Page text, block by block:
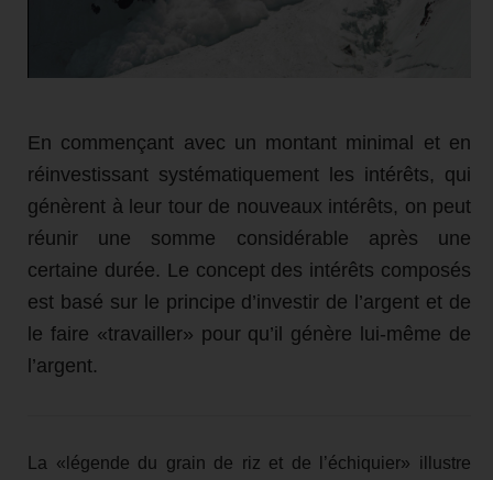
En commençant avec un montant minimal et en
réinvestissant systématiquement les intérêts, qui
génèrent à leur tour de nouveaux intérêts, on peut
réunir une somme considérable après une
certaine durée. Le concept des intérêts composés
est basé sur le principe d’investir de l’argent et de
le faire «travailler» pour qu’il génère lui-même de
l’argent.
La «légende du grain de riz et de l’échiquier» illustre